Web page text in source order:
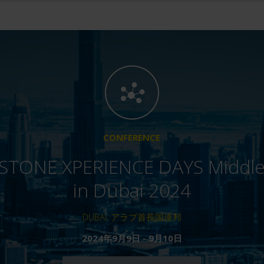
CONFERENCE
XPERIENCE DAYS
in Dubai 2024
DUBAI, アラブ首長国連邦
2024年9月9日 - 9月10日